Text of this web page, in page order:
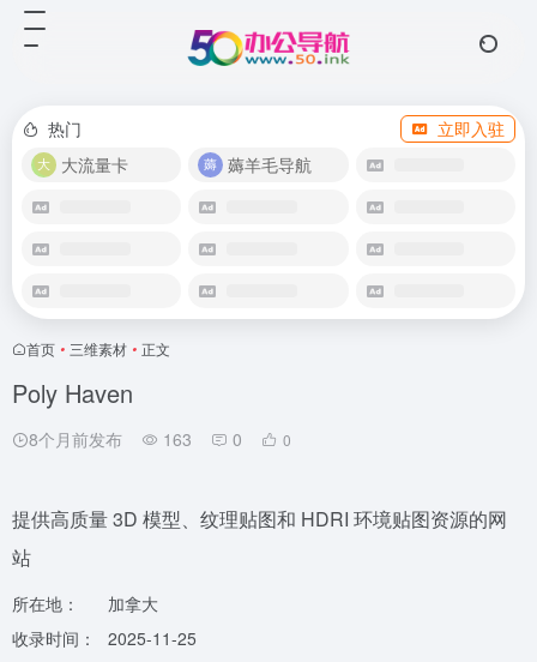
热门
立即入驻
大流量卡
薅羊毛导航
首页 • 三维素材 • 正文
Poly Haven
8个月前发布 163 0 0
提供高质量 3D 模型、纹理贴图和 HDRI 环境贴图资源的网
站
所在地：
加拿大
收录时间：
2025-11-25